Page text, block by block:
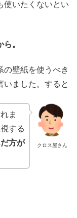
使いたくないとい
。
の壁紙を使うべき
いました。すると
クロス屋さん
ま
する
方が